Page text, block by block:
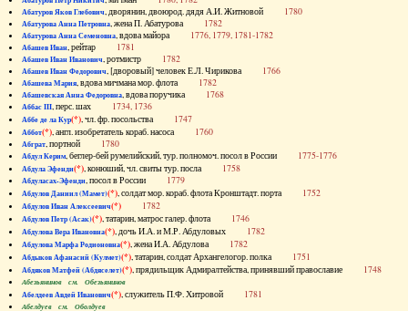
Абатуров Яков Глебович, дворянин, двоюрод. дядя А.И. Житновой 1780
Абатурова Анна Петровна, жена П. Абатурова 1782
Абатурова Анна Семеновна, вдова майора 1776, 1779, 1781-1782
Абашев Иван, рейтар 1781
Абашев Иван Иванович, ротмистр 1782
Абашев Иван Федорович, [дворовый] человек Е.Л. Чирикова 1766
Абашева Мария, вдова мичмана мор. флота 1782
Абашевская Анна Федоровна, вдова поручика 1768
Аббас III, перс. шах 1734, 1736
Аббе де ла Кур(*), чл. фр. посольства 1747
Аббот(*), англ. изобретатель кораб. насоса 1760
Абграт, портной 1780
Абдул Керим, беглер-бей румелийский, тур. полномоч. посол в России 1775-1776
Абдула Эфенди(*), конюший, чл. свиты тур. посла 1758
Абдуласах-Эфенди, посол в России 1779
Абдулов Даниил (Мамет)(*), солдат мор. кораб. флота Кронштадт. порта 1752
Абдулов Иван Алексеевич(*) 1782
Абдулов Петр (Асак)(*), татарин, матрос галер. флота 1746
Абдулова Вера Ивановна(*), дочь И.А. и М.Р. Абдуловых 1782
Абдулова Марфа Родионовна(*), жена И.А. Абдулова 1782
Абдыков Афанасий (Кулмет)(*), татарин, солдат Архангелогор. полка 1751
Абдяков Матфей (Абдяселет)(*), прядильщик Адмиралтейства, принявший православие 1748
Абезьянинов см. Обезьянинов
Абелдеев Авдей Иванович(*), служитель П.Ф. Хитровой 1781
Абелдуев см. Оболдуев